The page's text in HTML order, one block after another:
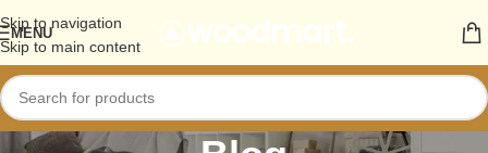
Skip to navigation
Skip to main content
MENU